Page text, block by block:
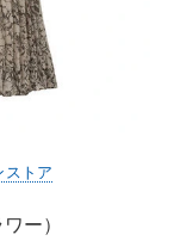
ストア
ー）